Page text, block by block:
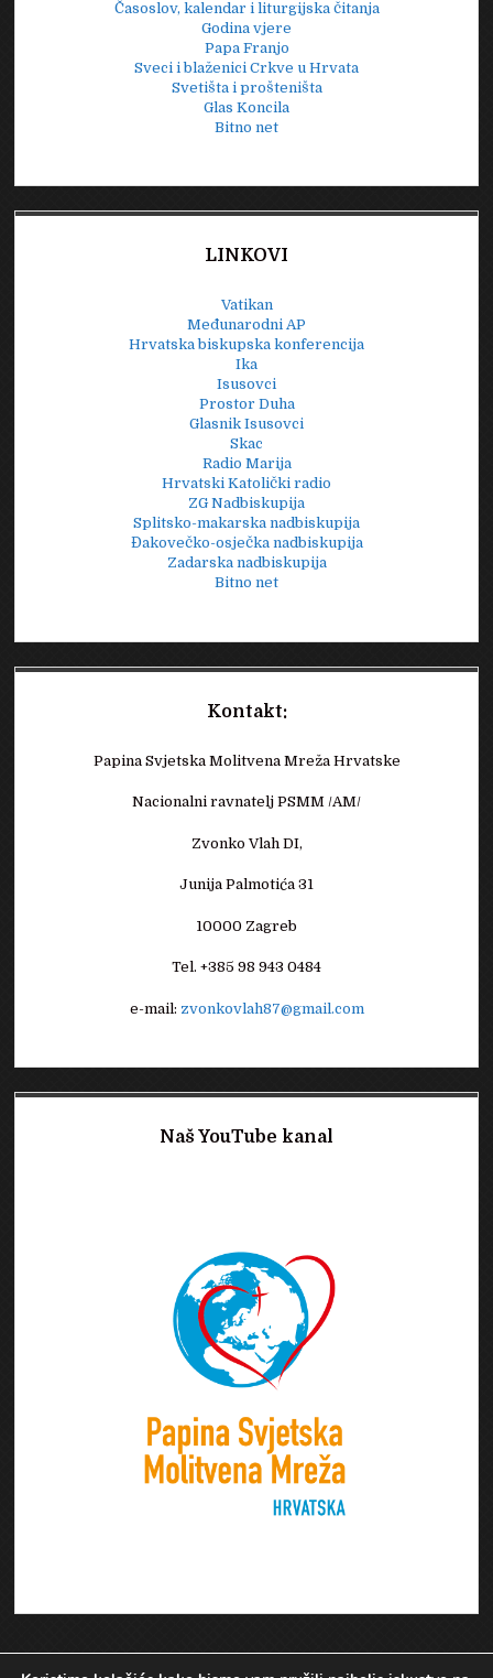
Časoslov, kalendar i liturgijska čitanja
Godina vjere
Papa Franjo
Sveci i blaženici Crkve u Hrvata
Svetišta i prošteništa
Glas Koncila
Bitno net
LINKOVI
Vatikan
Međunarodni AP
Hrvatska biskupska konferencija
Ika
Isusovci
Prostor Duha
Glasnik Isusovci
Skac
Radio Marija
Hrvatski Katolički radio
ZG Nadbiskupija
Splitsko-makarska nadbiskupija
Đakovečko-osječka nadbiskupija
Zadarska nadbiskupija
Bitno net
Kontakt:
Papina Svjetska Molitvena Mreža Hrvatske
Nacionalni ravnatelj PSMM /AM/
Zvonko Vlah DI,
Junija Palmotića 31
10000 Zagreb
Tel. +385 98 943 0484
e-mail: zvonkovlah87@gmail.com
Naš YouTube kanal